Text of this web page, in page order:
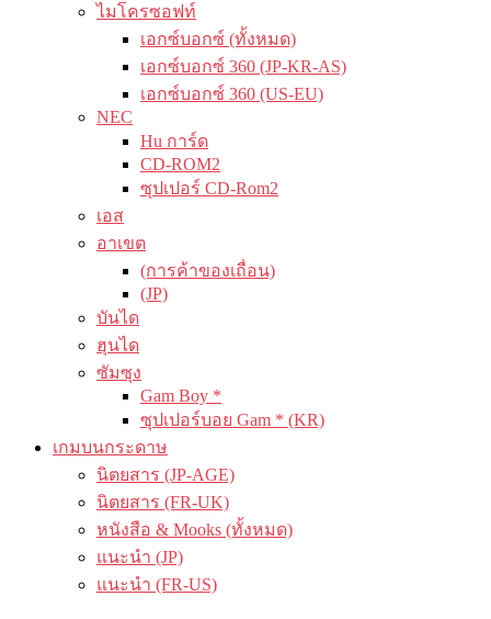
ไมโครซอฟท์
เอกซ์บอกซ์ (ทั้งหมด)
เอกซ์บอกซ์ 360 (JP-KR-AS)
เอกซ์บอกซ์ 360 (US-EU)
NEC
Hu การ์ด
CD-ROM2
ซุปเปอร์ CD-Rom2
เอส
อาเขต
(การค้าของเถื่อน)
(JP)
บันได
ฮุนได
ซัมซุง
Gam Boy *
ซุปเปอร์บอย Gam * (KR)
เกมบนกระดาษ
นิตยสาร (JP-AGE)
นิตยสาร (FR-UK)
หนังสือ & Mooks (ทั้งหมด)
แนะนำ (JP)
แนะนำ (FR-US)